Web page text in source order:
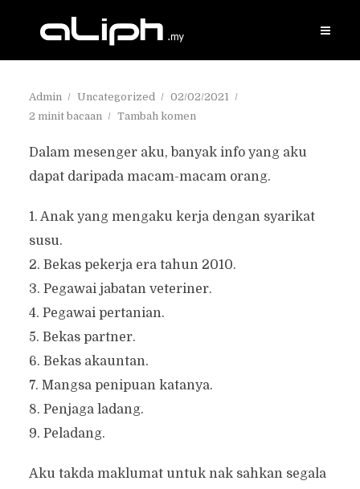
Admin Uncategorized
02/02/2021
2 minit bacaan
Tambah komen
Dalam mesenger aku, banyak info yang aku
dapat daripada macam-macam orang.
1. Anak yang mengaku kerja dengan syarikat
susu.
2. Bekas pekerja era tahun 2010.
3. Pegawai jabatan veteriner.
4. Pegawai pertanian.
5. Bekas partner.
6. Bekas akauntan.
7. Mangsa penipuan katanya.
8. Penjaga ladang.
9. Peladang.
Aku takda maklumat untuk nak sahkan segala